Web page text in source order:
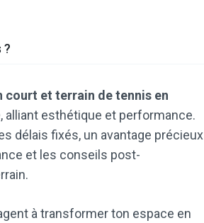
?
court et terrain de tennis en
alliant esthétique et performance.
délais fixés, un avantage précieux
et les conseils post-
à transformer ton espace en